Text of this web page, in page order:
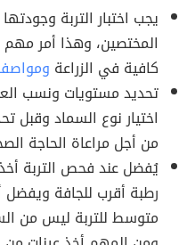
يجب اختبار التربة
المختصين، وهذا أمر
كافية في الزراعة
تحديد مستويات ونسب
اختيار نوع السماد وقبل
من أجل مراعاة الحاجة
يُفضل عند فحص التربة
رطبة أقرب للجافة
متوسط للتربة ليس من